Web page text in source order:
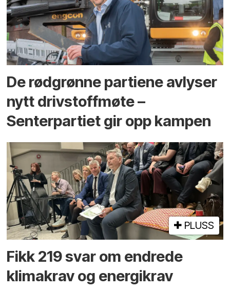
De rødgrønne partiene avlyser
nytt drivstoffmøte –
Senterpartiet gir opp kampen
PLUSS
Fikk 219 svar om endrede
klimakrav og energikrav